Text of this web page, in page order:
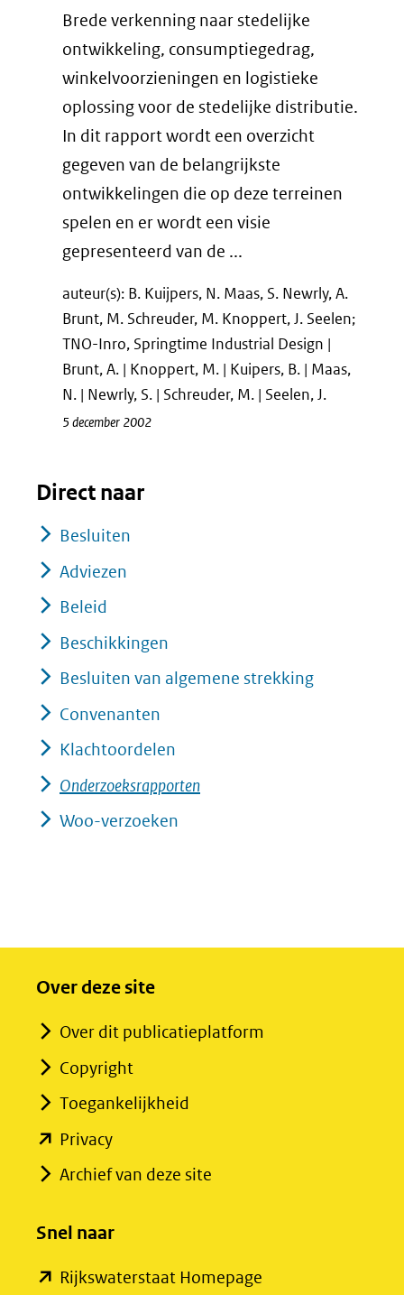
Brede verkenning naar stedelijke
ontwikkeling, consumptiegedrag,
winkelvoorzieningen en logistieke
oplossing voor de stedelijke distributie.
In dit rapport wordt een overzicht
gegeven van de belangrijkste
ontwikkelingen die op deze terreinen
spelen en er wordt een visie
gepresenteerd van de ...
auteur(s): B. Kuijpers, N. Maas, S. Newrly, A.
Brunt, M. Schreuder, M. Knoppert, J. Seelen;
TNO-Inro, Springtime Industrial Design |
Brunt, A. | Knoppert, M. | Kuipers, B. | Maas,
N. | Newrly, S. | Schreuder, M. | Seelen, J.
5 december 2002
Direct naar
Besluiten
Adviezen
Beleid
Beschikkingen
Besluiten van algemene strekking
Convenanten
Klachtoordelen
Onderzoeksrapporten
Woo-verzoeken
Over deze site
Over dit publicatieplatform
Copyright
Toegankelijkheid
Privacy(opent
in
venster)
naar
Archief van deze site
Snel naar
Rijkswaterstaat Homepage